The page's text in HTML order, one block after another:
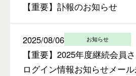
【重要】訃報のお知らせ
2025/08/06 お知らせ
【重要】2025年度継続会員
ログイン情報お知らせメー